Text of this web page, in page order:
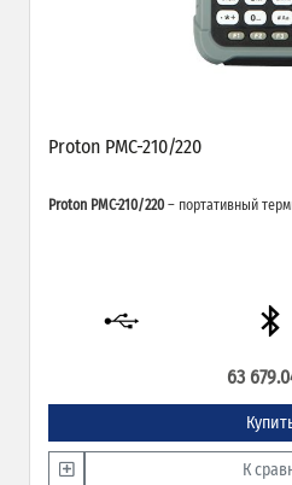
Proton PMC-210/220
Proton PMC-210/220 – портативный
63
К